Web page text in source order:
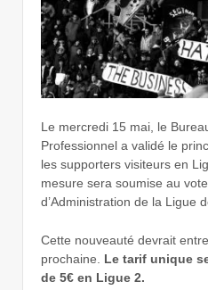
Le mercredi 15 mai, le
Professionnel a validé le
les supporters visiteurs en
mesure sera soumise au
d’Administration de la Ligue
Cette nouveauté devrait
prochaine. Le tarif unique
de 5€ en Ligue 2.